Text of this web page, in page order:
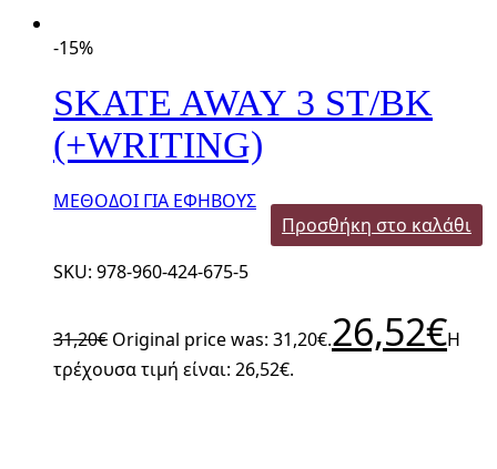
-15%
SKATE AWAY 3 ST/BK
(+WRITING)
ΜΕΘΟΔΟΙ ΓΙΑ ΕΦΗΒΟΥΣ
Προσθήκη στο καλάθι
SKU: 978-960-424-675-5
31,20€ Original price was: 31,20€.26,52€Η
τρέχουσα τιμή είναι: 26,52€.